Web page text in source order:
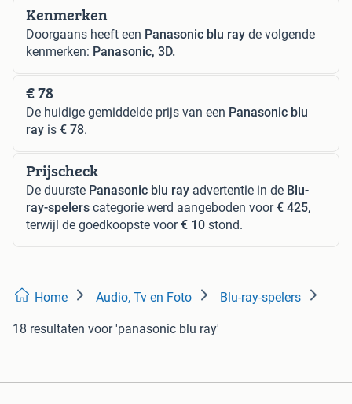
Kenmerken
Doorgaans heeft een Panasonic blu ray de volgende
kenmerken: Panasonic, 3D.
€ 78
De huidige gemiddelde prijs van een Panasonic blu
ray is € 78.
Prijscheck
De duurste Panasonic blu ray advertentie in de Blu-
ray-spelers categorie werd aangeboden voor€ 425,
terwijl de goedkoopste voor€ 10 stond.
Home Audio, Tv en Foto Blu-ray-spelers
18 resultaten voor 'panasonic blu ray'